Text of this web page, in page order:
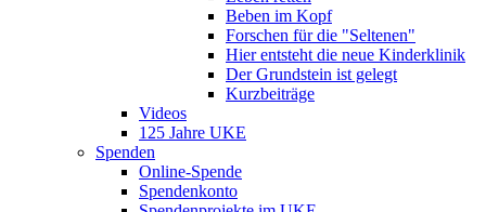
Beben im Kopf
Forschen für die "Seltenen"
Hier entsteht die neue Kinderklinik
Der Grundstein ist gelegt
Kurzbeiträge
Videos
125 Jahre UKE
Spenden
Online-Spende
Spendenkonto